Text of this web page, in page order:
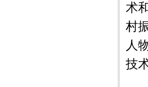
术
村
人
技